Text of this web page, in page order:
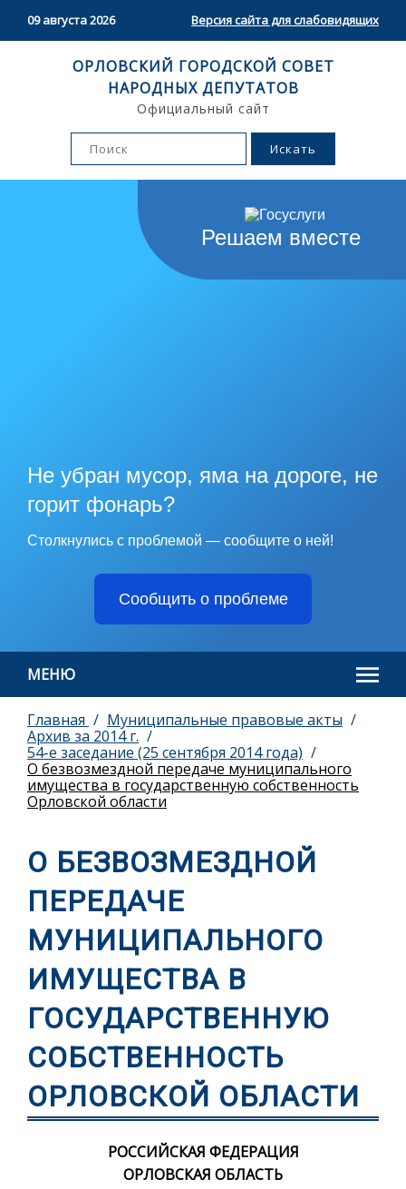
09 августа 2026 Версия сайта для слабовидящих
ОРЛОВСКИЙ ГОРОДСКОЙ СОВЕТ
НАРОДНЫХ ДЕПУТАТОВ
Официальный сайт
Решаем вместе
Не убран мусор, яма на дороге, не
горит фонарь?
Столкнулись с проблемой — сообщите о ней!
Сообщить о проблеме
МЕНЮ
Главная
Муниципальные правовые акты
Архив за 2014 г.
54-е заседание (25 сентября 2014 года)
О безвозмездной передаче муниципального
имущества в государственную собственность
Орловской области
О БЕЗВОЗМЕЗДНОЙ
ПЕРЕДАЧЕ
МУНИЦИПАЛЬНОГО
ИМУЩЕСТВА В
ГОСУДАРСТВЕННУЮ
СОБСТВЕННОСТЬ
ОРЛОВСКОЙ ОБЛАСТИ
РОССИЙСКАЯ ФЕДЕРАЦИЯ
ОРЛОВСКАЯ ОБЛАСТЬ